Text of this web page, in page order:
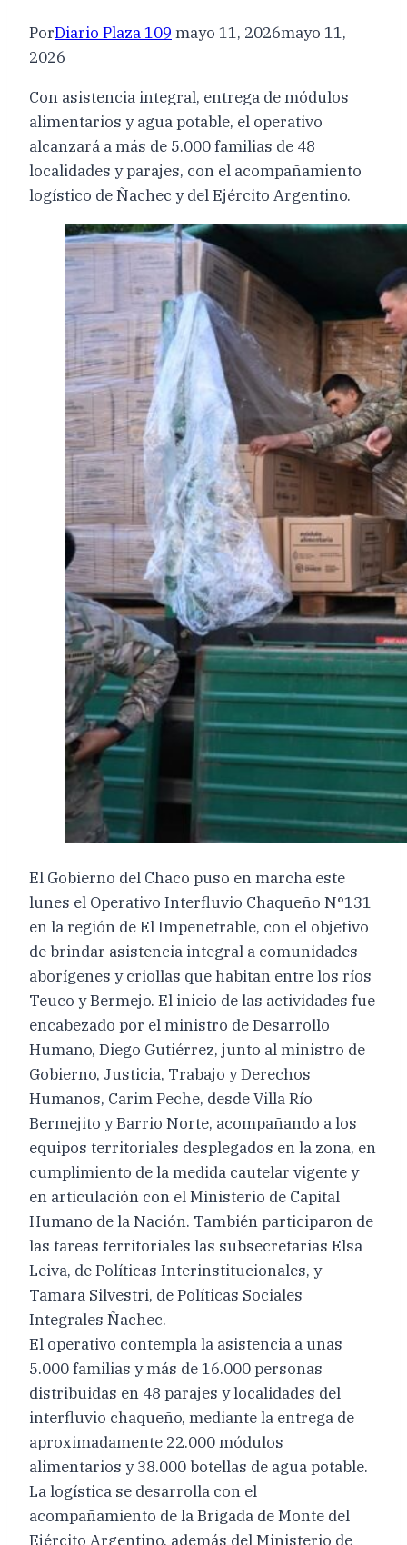
PorDiario Plaza 109 mayo 11, 2026mayo 11,
2026
Con asistencia integral, entrega de módulos
alimentarios y agua potable, el operativo
alcanzará a más de 5.000 familias de 48
localidades y parajes, con el acompañamiento
logístico de Ñachec y del Ejército Argentino.
El Gobierno del Chaco puso en marcha este
lunes el Operativo Interfluvio Chaqueño N°131
en la región de El Impenetrable, con el objetivo
de brindar asistencia integral a comunidades
aborígenes y criollas que habitan entre los ríos
Teuco y Bermejo. El inicio de las actividades fue
encabezado por el ministro de Desarrollo
Humano, Diego Gutiérrez, junto al ministro de
Gobierno, Justicia, Trabajo y Derechos
Humanos, Carim Peche, desde Villa Río
Bermejito y Barrio Norte, acompañando a los
equipos territoriales desplegados en la zona, en
cumplimiento de la medida cautelar vigente y
en articulación con el Ministerio de Capital
Humano de la Nación. También participaron de
las tareas territoriales las subsecretarias Elsa
Leiva, de Políticas Interinstitucionales, y
Tamara Silvestri, de Políticas Sociales
Integrales Ñachec.
El operativo contempla la asistencia a unas
5.000 familias y más de 16.000 personas
distribuidas en 48 parajes y localidades del
interfluvio chaqueño, mediante la entrega de
aproximadamente 22.000 módulos
alimentarios y 38.000 botellas de agua potable.
La logística se desarrolla con el
acompañamiento de la Brigada de Monte del
Ejército Argentino, además del Ministerio de